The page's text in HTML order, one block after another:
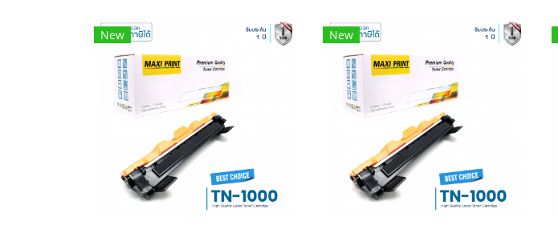
New New